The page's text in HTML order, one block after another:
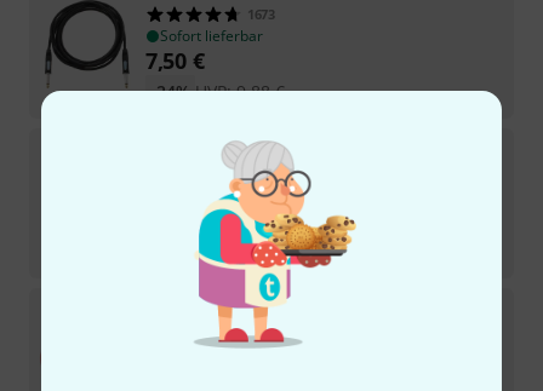
1673
Sofort lieferbar
7,50 €
UVP:9,88 €
-24%
CAI 5 BK
1187
Sofort lieferbar
€
UVP: 23,09 €
CTI 3 PP-RD
635
Sofort lieferbar